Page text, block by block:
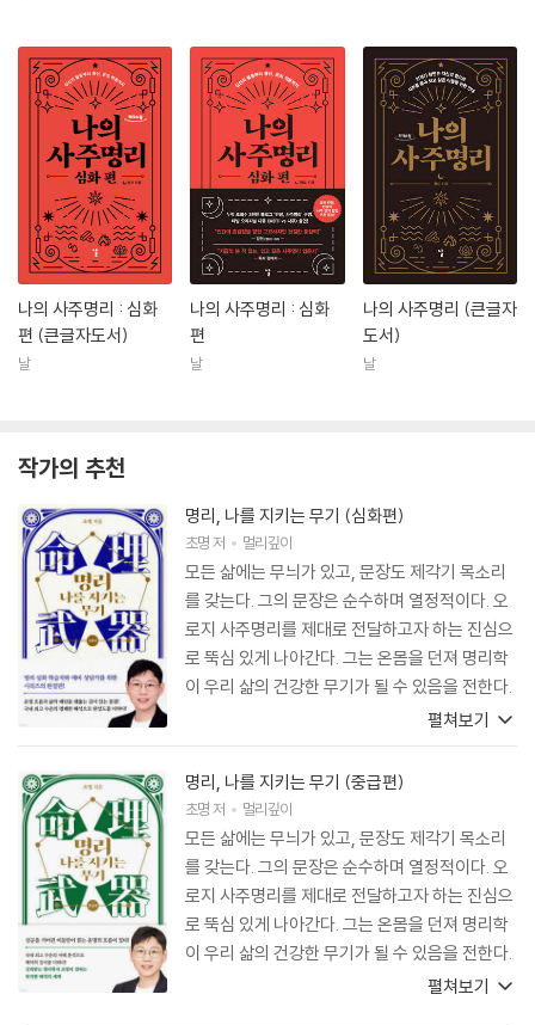
나의 사주명리 : 심화
편 (큰글자도서)
날
나의 사주명리 : 심화
편
날
나의 사주명리 (큰글자
도서)
날
작가의 추천
명리, 나를 지키는 무기 (심화편)
초명저 멀리깊이
모든 삶에는 무늬가 있고, 문장도 제각기 목소리
를 갖는다. 그의 문장은 순수하며 열정적이다. 오
로지 사주명리를 제대로 전달하고자 하는 진심으
로 뚝심 있게 나아간다. 그는 온몸을 던져 명리학
이 우리 삶의 건강한 무기가 될 수 있음을 전한다.
하나의 진실을 전달하기 위해서는 한 사람이 가진
통해 배웠다. 그의 손을 잡고 명리학의 세계로 들
어가보자. 밝고 건강한 빛이 어떻게 어둠을 지워
내는지, 그 빛으로 인해 나는 얼마나 행복해질 수
있는지 확인해보자.
펼쳐보기
명리, 나를 지키는 무기 (중급편)
초명저 멀리깊이
모든 삶에는 무늬가 있고, 문장도 제각기 목소리
를 갖는다. 그의 문장은 순수하며 열정적이다. 오
로지 사주명리를 제대로 전달하고자 하는 진심으
로 뚝심 있게 나아간다. 그는 온몸을 던져 명리학
이 우리 삶의 건강한 무기가 될 수 있음을 전한다.
하나의 진실을 전달하기 위해서는 한 사람이 가진
펼쳐보기